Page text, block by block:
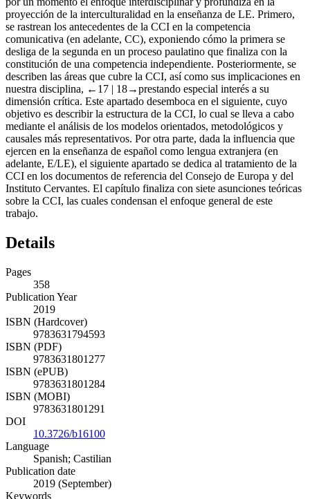
proyección de la interculturalidad en la enseñanza de LE. Primero,
se rastrean los antecedentes de la CCI en la competencia
comunicativa (en adelante, CC), exponiendo cómo la primera se
desliga de la segunda en un proceso paulatino que finaliza con la
constitución de una competencia independiente. Posteriormente, se
describen las áreas que cubre la CCI, así como sus implicaciones en
nuestra disciplina, ←17 | 18→prestando especial interés a su
dimensión crítica. Este apartado desemboca en el siguiente, cuyo
objetivo es describir la estructura de la CCI, lo cual se lleva a cabo
mediante el análisis de los modelos orientados, metodológicos y
causales más representativos. Por otra parte, dada la influencia que
ejercen en la enseñanza de español como lengua extranjera (en
adelante, E/LE), el siguiente apartado se dedica al tratamiento de la
CCI en los documentos de referencia del Consejo de Europa y del
Instituto Cervantes. El capítulo finaliza con siete asunciones teóricas
sobre la CCI, las cuales condensan el enfoque general de este
trabajo.
Details
Pages
358
Publication Year
2019
ISBN (Hardcover)
9783631794593
ISBN (PDF)
9783631801277
ISBN (ePUB)
9783631801284
ISBN (MOBI)
9783631801291
DOI
10.3726/b16100
Language
Spanish; Castilian
Publication date
2019 (September)
Keywords